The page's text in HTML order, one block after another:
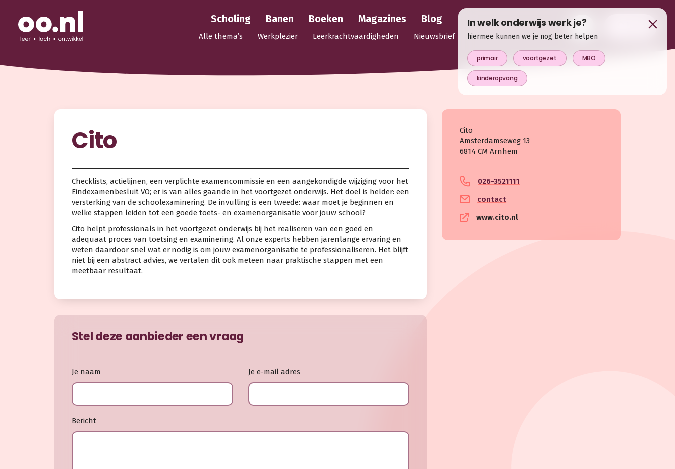
Scholing Banen Boeken Magazines Blog
Alle thema’s Werkplezier Leerkrachtvaardigheden Nieuwsbrief
Cito
Checklists, actielijnen, een verplichte examencommissie en een aangekondigde wijziging voor het
Eindexamenbesluit VO; er is van alles gaande in het voortgezet onderwijs. Het doel is helder: een
versterking van de schoolexaminering. De invulling is een tweede: waar moet je beginnen en
welke stappen leiden tot een goede toets- en examenorganisatie voor jouw school?
Cito helpt professionals in het voortgezet onderwijs bij het realiseren van een goed en
adequaat proces van toetsing en examinering. Al onze experts hebben jarenlange ervaring en
weten daardoor snel wat er nodig is om jouw examenorganisatie te professionaliseren. Het blijft
niet bij een abstract advies, we vertalen dit ook meteen naar praktische stappen met een
meetbaar resultaat.
Stel deze aanbieder een vraag
Je naam Je e-mail adres
Bericht
Cito
Amsterdamseweg 13
6814 CM Arnhem
026-3521111
contact
www.cito.nl
In welk onderwijs werk je?
hiermee kunnen we je nog beter helpen
primair voortgezet MBO
kinderopvang